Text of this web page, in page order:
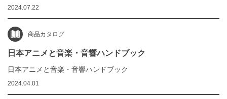
2024.07.22
商品カタログ
日本アニメと音楽・音響ハンドブック
日本アニメと音楽・音響ハンドブック
2024.04.01